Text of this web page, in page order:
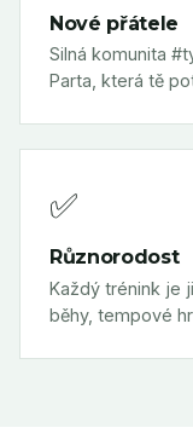
Nové přátele
Silná komunita
Parta, která tě
✅
Různorodost
Každý trénink je
běhy, tempové